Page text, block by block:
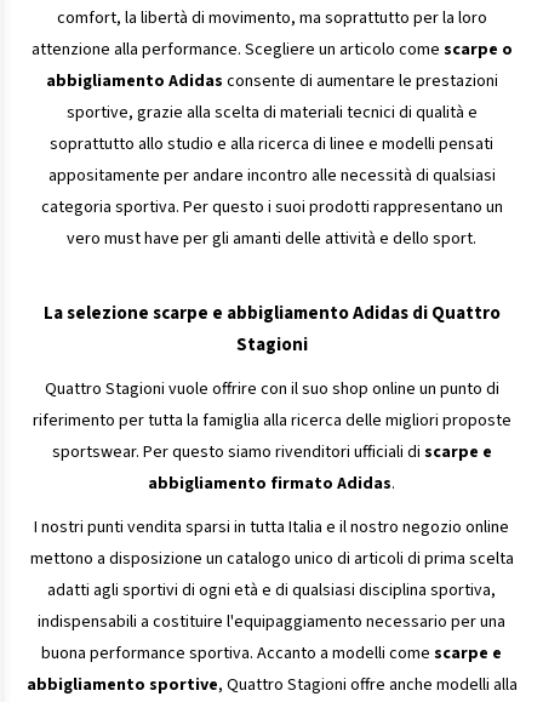
comfort, la libertà di movimento, ma soprattutto per la loro
attenzione alla performance. Scegliere un articolo come scarpe o
abbigliamento Adidas consente di aumentare le prestazioni
sportive, grazie alla scelta di materiali tecnici di qualità e
soprattutto allo studio e alla ricerca di linee e modelli pensati
appositamente per andare incontro alle necessità di qualsiasi
categoria sportiva. Per questo i suoi prodotti rappresentano un
vero must have per gli amanti delle attività e dello sport.
La selezione scarpe e abbigliamento Adidas di Quattro
Stagioni
Quattro Stagioni vuole offrire con il suo shop online un punto di
riferimento per tutta la famiglia alla ricerca delle migliori proposte
sportswear. Per questo siamo rivenditori ufficiali di scarpe e
abbigliamento firmato Adidas.
I nostri punti vendita sparsi in tutta Italia e il nostro negozio online
mettono a disposizione un catalogo unico di articoli di prima scelta
adatti agli sportivi di ogni età e di qualsiasi disciplina sportiva,
indispensabili a costituire l'equipaggiamento necessario per una
buona performance sportiva. Accanto a modelli come scarpe e
abbigliamento sportive, Quattro Stagioni offre anche modelli alla